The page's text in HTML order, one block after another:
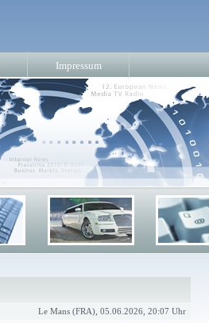
Impressum
Le Mans (FRA), 05.06.2026, 20:07 Uhr